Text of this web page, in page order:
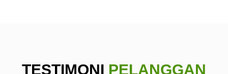
TESTIMONI PELANGGAN